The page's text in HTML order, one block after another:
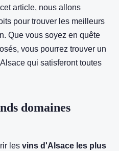
article, nous allons
pour trouver les meilleurs
Que vous soyez en quête
vous pourrez trouver un
qui satisferont toutes
domaines
les vins d'Alsace les plus